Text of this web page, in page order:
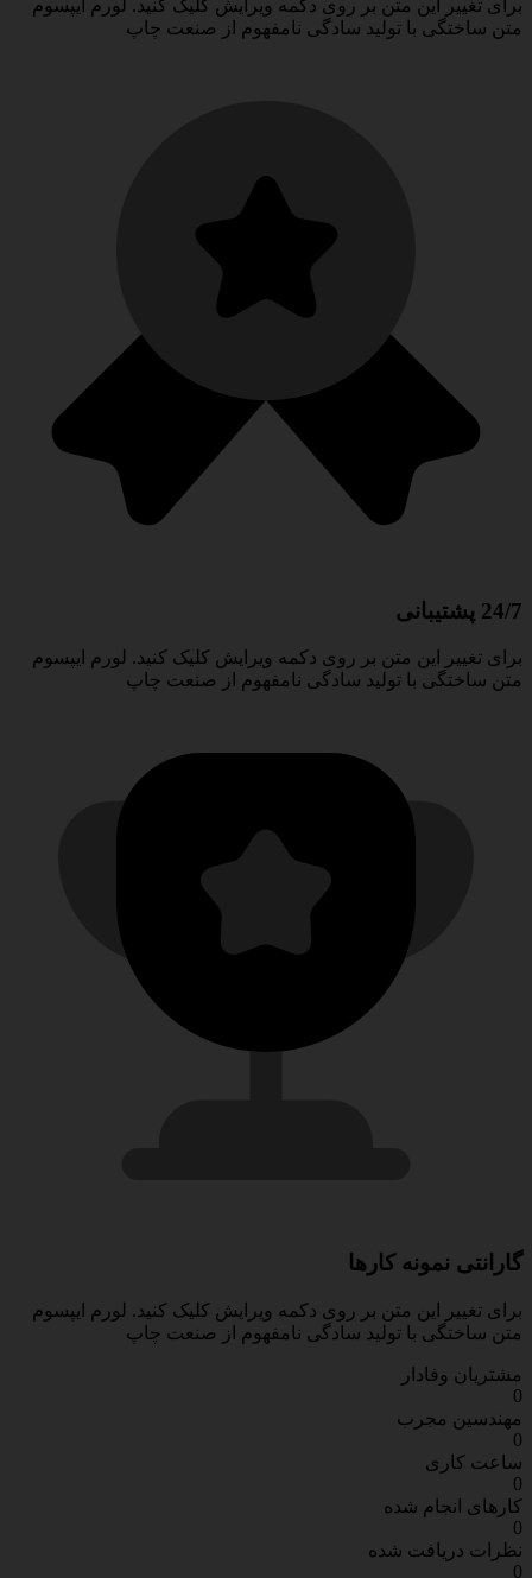
برای تغییر این متن بر روی دکمه ویرایش کلیک کنید. لورم ایپسوم
متن ساختگی با تولید سادگی نامفهوم از صنعت چاپ
24/7 پشتیبانی
برای تغییر این متن بر روی دکمه ویرایش کلیک کنید. لورم ایپسوم
متن ساختگی با تولید سادگی نامفهوم از صنعت چاپ
گارانتی نمونه کارها
برای تغییر این متن بر روی دکمه ویرایش کلیک کنید. لورم ایپسوم
متن ساختگی با تولید سادگی نامفهوم از صنعت چاپ
مشتریان وفادار
0
مهندسین مجرب
0
ساعت کاری
0
کارهای انجام شده
0
نظرات دریافت شده
0